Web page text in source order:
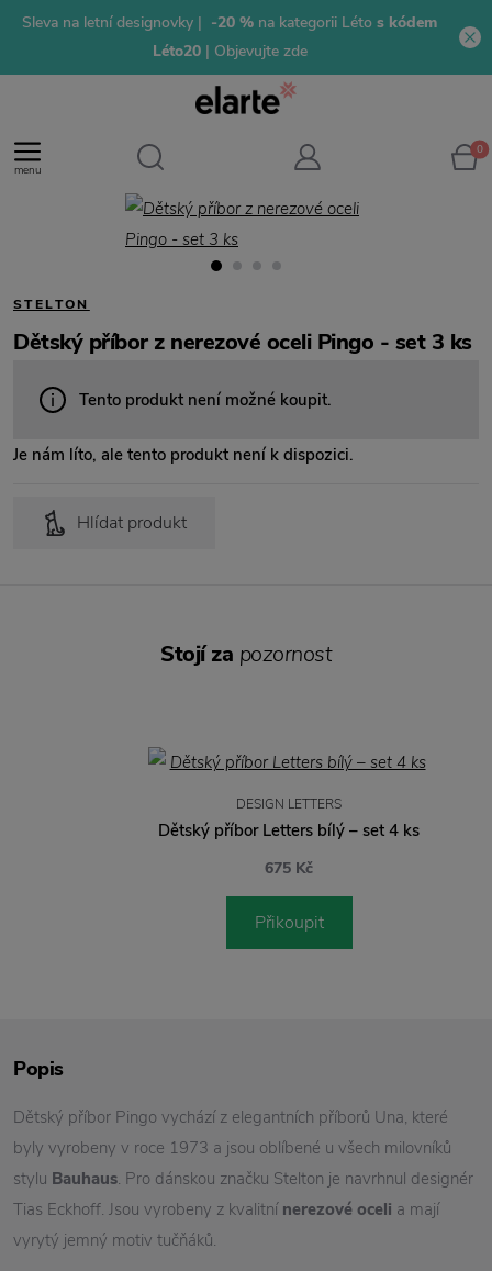
Sleva na letní designovky | -20 % na kategorii Léto s kódem
Léto20 | Objevujte zde
menu
0
STELTON
Dětský příbor z nerezové oceli Pingo - set 3 ks
Tento produkt není možné koupit.
Je nám líto, ale tento produkt není k dispozici.
Hlídat produkt
Popis
Dětský příbor Pingo vychází z elegantních příborů Una, které
byly vyrobeny v roce 1973 a jsou oblíbené u všech milovníků
stylu Bauhaus. Pro dánskou značku Stelton je navrhnul designér
Tias Eckhoff. Jsou vyrobeny z kvalitnínerezové oceli a mají
vyrytý jemný motiv tučňáků.
Stojí za pozornost
DESIGN LETTERS
Dětský příbor Letters bílý – set 4 ks
675 Kč
Přikoupit